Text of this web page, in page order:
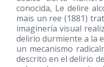
conocida, Le delire
mais un ree (1881)
imaginería visual
delirio durmiente a la
un mecanismo
descrito en el delirio